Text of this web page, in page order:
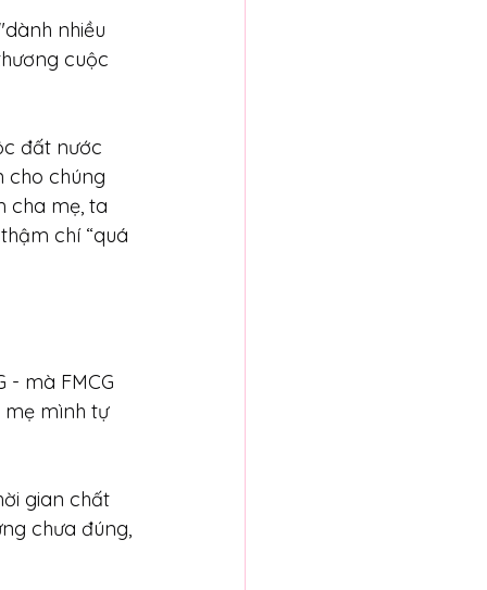
nhiều
cuộc
đất nước
cho chúng
cha mẹ, ta
chí “quá
- mà FMCG
mẹ mình tự
gian chất
chưa đúng,